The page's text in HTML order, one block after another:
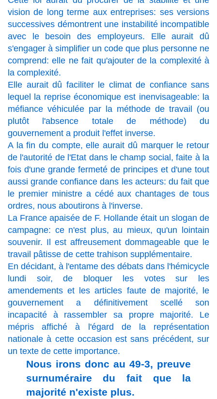
vision de long terme aux entreprises: ses versions
successives démontrent une instabilité incompatible
avec le besoin des employeurs. Elle aurait dû
s'engager à simplifier un code que plus personne ne
comprend: elle ne fait qu'ajouter de la complexité à
la complexité.
Elle aurait dû faciliter le climat de confiance sans
lequel la reprise économique est inenvisageable: la
méfiance véhiculée par la méthode de travail (ou
plutôt l'absence totale de méthode) du
gouvernement a produit l'effet inverse.
A la fin du compte, elle aurait dû marquer le retour
de l'autorité de l'Etat dans le champ social, faite à la
fois d'une grande fermeté de principes et d'une tout
aussi grande confiance dans les acteurs: du fait que
le premier ministre a cédé aux chantages de tous
ordres, nous aboutirons à l'inverse.
La France apaisée de F. Hollande était un slogan de
campagne: ce n'est plus, au mieux, qu'un lointain
souvenir. Il est affreusement dommageable que le
travail pâtisse de cette trahison supplémentaire.
En décidant, à l'entame des débats dans l'hémicycle
lundi soir, de bloquer les votes sur les
amendements et les articles faute de majorité, le
gouvernement a définitivement scellé son
incapacité à rassembler sa propre majorité. Le
mépris affiché à l'égard de la représentation
nationale à cette occasion est sans précédent, sur
un texte de cette importance.
Nous irons donc au 49-3, preuve
surnuméraire du fait que la
majorité n'existe plus.